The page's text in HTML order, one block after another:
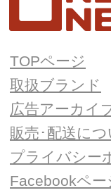
TOPページ
取扱ブランド
広告アーカイ
販売･配送につ
プライバシー
Facebookペー